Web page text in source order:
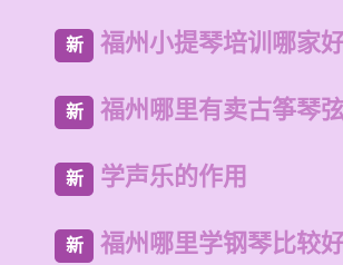
新 福州小提琴培训哪家
新 福州哪里有卖古筝琴
新 学声乐的作用
新 福州哪里学钢琴比较